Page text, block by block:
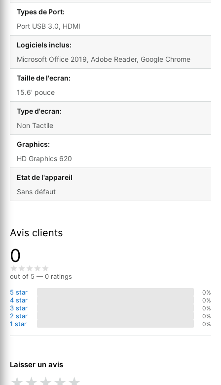
Types de Port:
Port USB 3.0, HDMI
Logiciels inclus:
Microsoft Office 2019, Adobe Reader, Google Chrome
Taille de l'ecran:
15.6' pouce
Type d'ecran:
Non Tactile
Graphics:
HD Graphics 620
Etat de l'appareil
Sans défaut
Avis clients
0
out of 5 — 0 ratings
5 star
0%
4 star 0%
3 star 0%
2 star 0%
1 star 0%
Laisser un avis